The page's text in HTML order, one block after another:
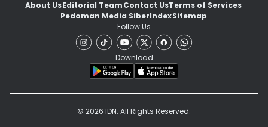
About UsEditorial TeamContact UsTerms of Services
Pedoman Media SiberIndexSitemap
Follow Us
Download
© 2026 IDN. All Rights Reserved.